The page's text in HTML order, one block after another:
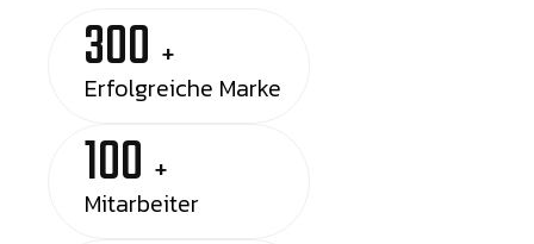
300 +
Erfolgreiche Marke
100 +
Mitarbeiter